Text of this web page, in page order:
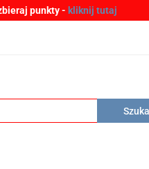
punkty - kliknij tutaj
PLIKI DO